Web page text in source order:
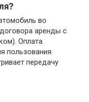
во
аренды с
Оплата
пользования.
передачу